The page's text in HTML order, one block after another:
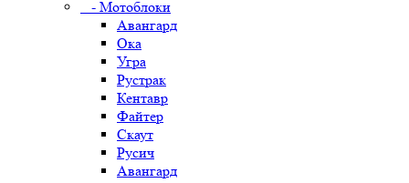
- Мотоблоки
Авангард
Ока
Угра
Рустрак
Кентавр
Файтер
Скаут
Русич
Авангард